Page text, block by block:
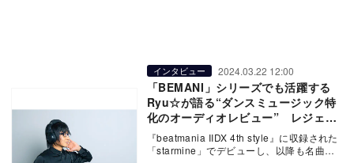
インタビュー 2024.03.22 12:00
「BEMANI」シリーズでも活躍する
Ryu☆が語る“ダンスミュージック特
化のオーディオレビュー” レジェン
ドの足跡を辿りながら「音ゲーコア」
に迫る
『beatmania IIDX 4th style』に収録された
「starmine」でデビューし、以降も名曲を